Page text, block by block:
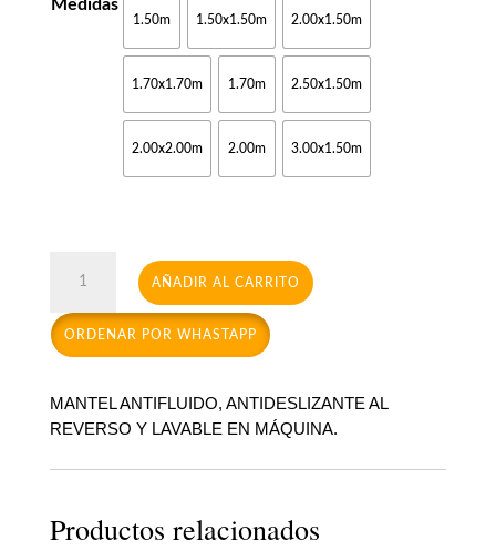
precios:
desde
$30,00
hasta
$65,00
Medidas
1.50m 1.50x1.50m 2.00x1.50m
1.70x1.70m 1.70m 2.50x1.50m
2.00x2.00m 2.00m 3.00x1.50m
cantidad
AÑADIR AL CARRITO
ORDENAR POR WHASTAPP
MANTEL ANTIFLUIDO, ANTIDESLIZANTE AL
REVERSO Y LAVABLE EN MÁQUINA.
Productos relacionados